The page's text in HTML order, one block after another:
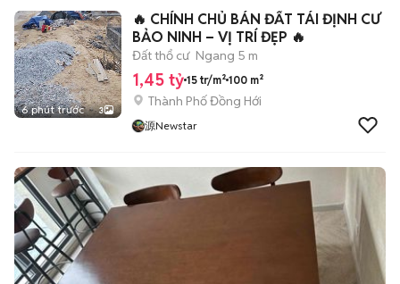
6 phút trước 3
🔥 CHÍNH CHỦ BÁN ĐẤT TÁI ĐỊNH CƯ
BẢO NINH – VỊ TRÍ ĐẸP 🔥
Đất thổ cư Ngang 5 m
1,45 tỷ 15 tr/m² 100 m²
Thành Phố Đồng Hới
源Newstar